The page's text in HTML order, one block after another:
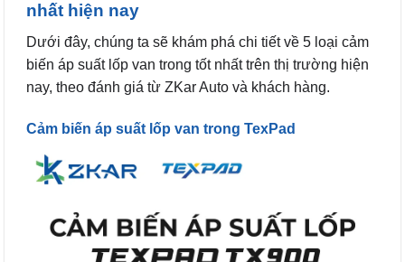
nhất hiện nay
Dưới đây, chúng ta sẽ khám phá chi tiết về 5 loại cảm
biến áp suất lốp van trong tốt nhất trên thị trường hiện
nay, theo đánh giá từ ZKar Auto và khách hàng.
Cảm biến áp suất lốp van trong TexPad